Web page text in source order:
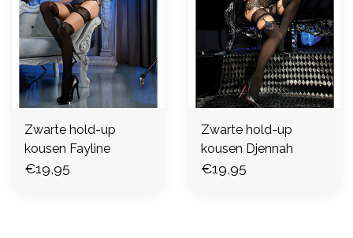
Zwarte hold-up
kousen Fayline
€19,95
Zwarte hold-up
kousen Djennah
€19,95